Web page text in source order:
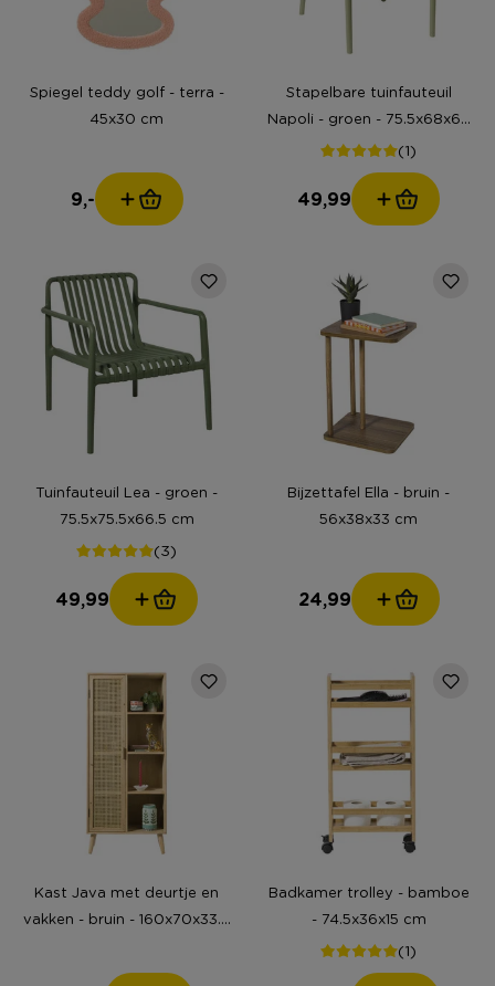
Spiegel teddy golf - terra -
45x30 cm
9,-
Stapelbare tuinfauteuil
Napoli - groen - 75.5x68x65
cm
(1)
49,99
Tuinfauteuil Lea - groen -
75.5x75.5x66.5 cm
(3)
49,99
Bijzettafel Ella - bruin -
56x38x33 cm
24,99
Kast Java met deurtje en
vakken - bruin - 160x70x33.5
Badkamer trolley - bamboe
- 74.5x36x15 cm
(1)